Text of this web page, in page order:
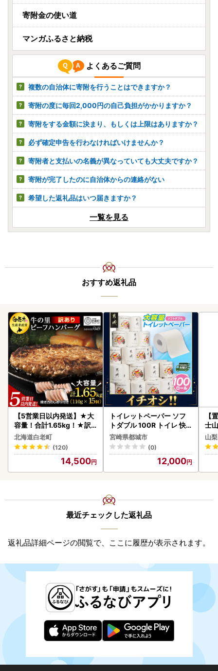
寄附金の使い道
マンガふるさと納税
よくあるご質問
複数の自治体に寄附を行うことはできますか？
寄附の度に毎回2,000円の自己負担がかかりますか？
寄附をする金額に決まり、もしくは上限はありますか？
必ず確定申告を行わなければいけませんか？
寄附者と支払いの名義が異なっていても大丈夫ですか？
寄附が完了したのに自治体からの連絡がない
希望した返礼品はいつ届きますか？
一覧を見る
おすすめ返礼品
【5営業日以内発送】★大
容量！合計1.65kg！★訳
あり・牛の里ビーフハンバ
ーグ(110ｇ5枚入）×3 AG
058
北海道白老町
(120)
14,500
トイレットペーパー ソフ
トダブル 100R トイレ 快
速〔12-I5-TP100-R〕
宮崎県都城市
(0)
12,000
【
士
180
山
最近チェックした返礼品
返礼品詳細ページの閲覧で、ここに履歴が表示されます。